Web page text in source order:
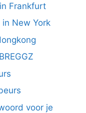
Frankfurt
New York
voor je